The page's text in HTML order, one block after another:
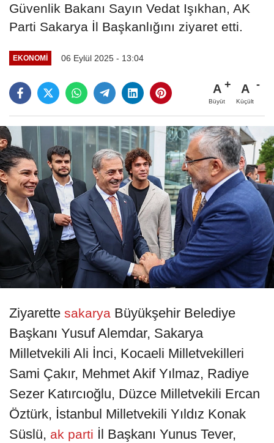
Güvenlik Bakanı Sayın Vedat Işıkhan, AK
Parti Sakarya İl Başkanlığını ziyaret etti.
EKONOMI 06 Eylül 2025 - 13:04
A
Büyüt
A
Küçült
Ziyarette sakarya Büyükşehir Belediye
Başkanı Yusuf Alemdar, Sakarya
Milletvekili Ali İnci, Kocaeli Milletvekilleri
Sami Çakır, Mehmet Akif Yılmaz, Radiye
Sezer Katırcıoğlu, Düzce Milletvekili Ercan
Öztürk, İstanbul Milletvekili Yıldız Konak
Süslü, ak parti İl Başkanı Yunus Tever,